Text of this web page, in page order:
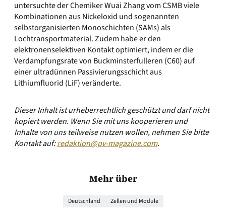
untersuchte der Chemiker Wuai Zhang vom CSMB viele
Kombinationen aus Nickeloxid und sogenannten
selbstorganisierten Monoschichten (SAMs) als
Lochtransportmaterial. Zudem habe er den
elektronenselektiven Kontakt optimiert, indem er die
Verdampfungsrate von Buckminsterfulleren (C60) auf
einer ultradünnen Passivierungsschicht aus
Lithiumfluorid (LiF) veränderte.
Dieser Inhalt ist urheberrechtlich geschützt und darf nicht
kopiert werden. Wenn Sie mit uns kooperieren und
Inhalte von uns teilweise nutzen wollen, nehmen Sie bitte
Kontakt auf:redaktion@pv-magazine.com.
Mehr über
Deutschland Zellen und Module